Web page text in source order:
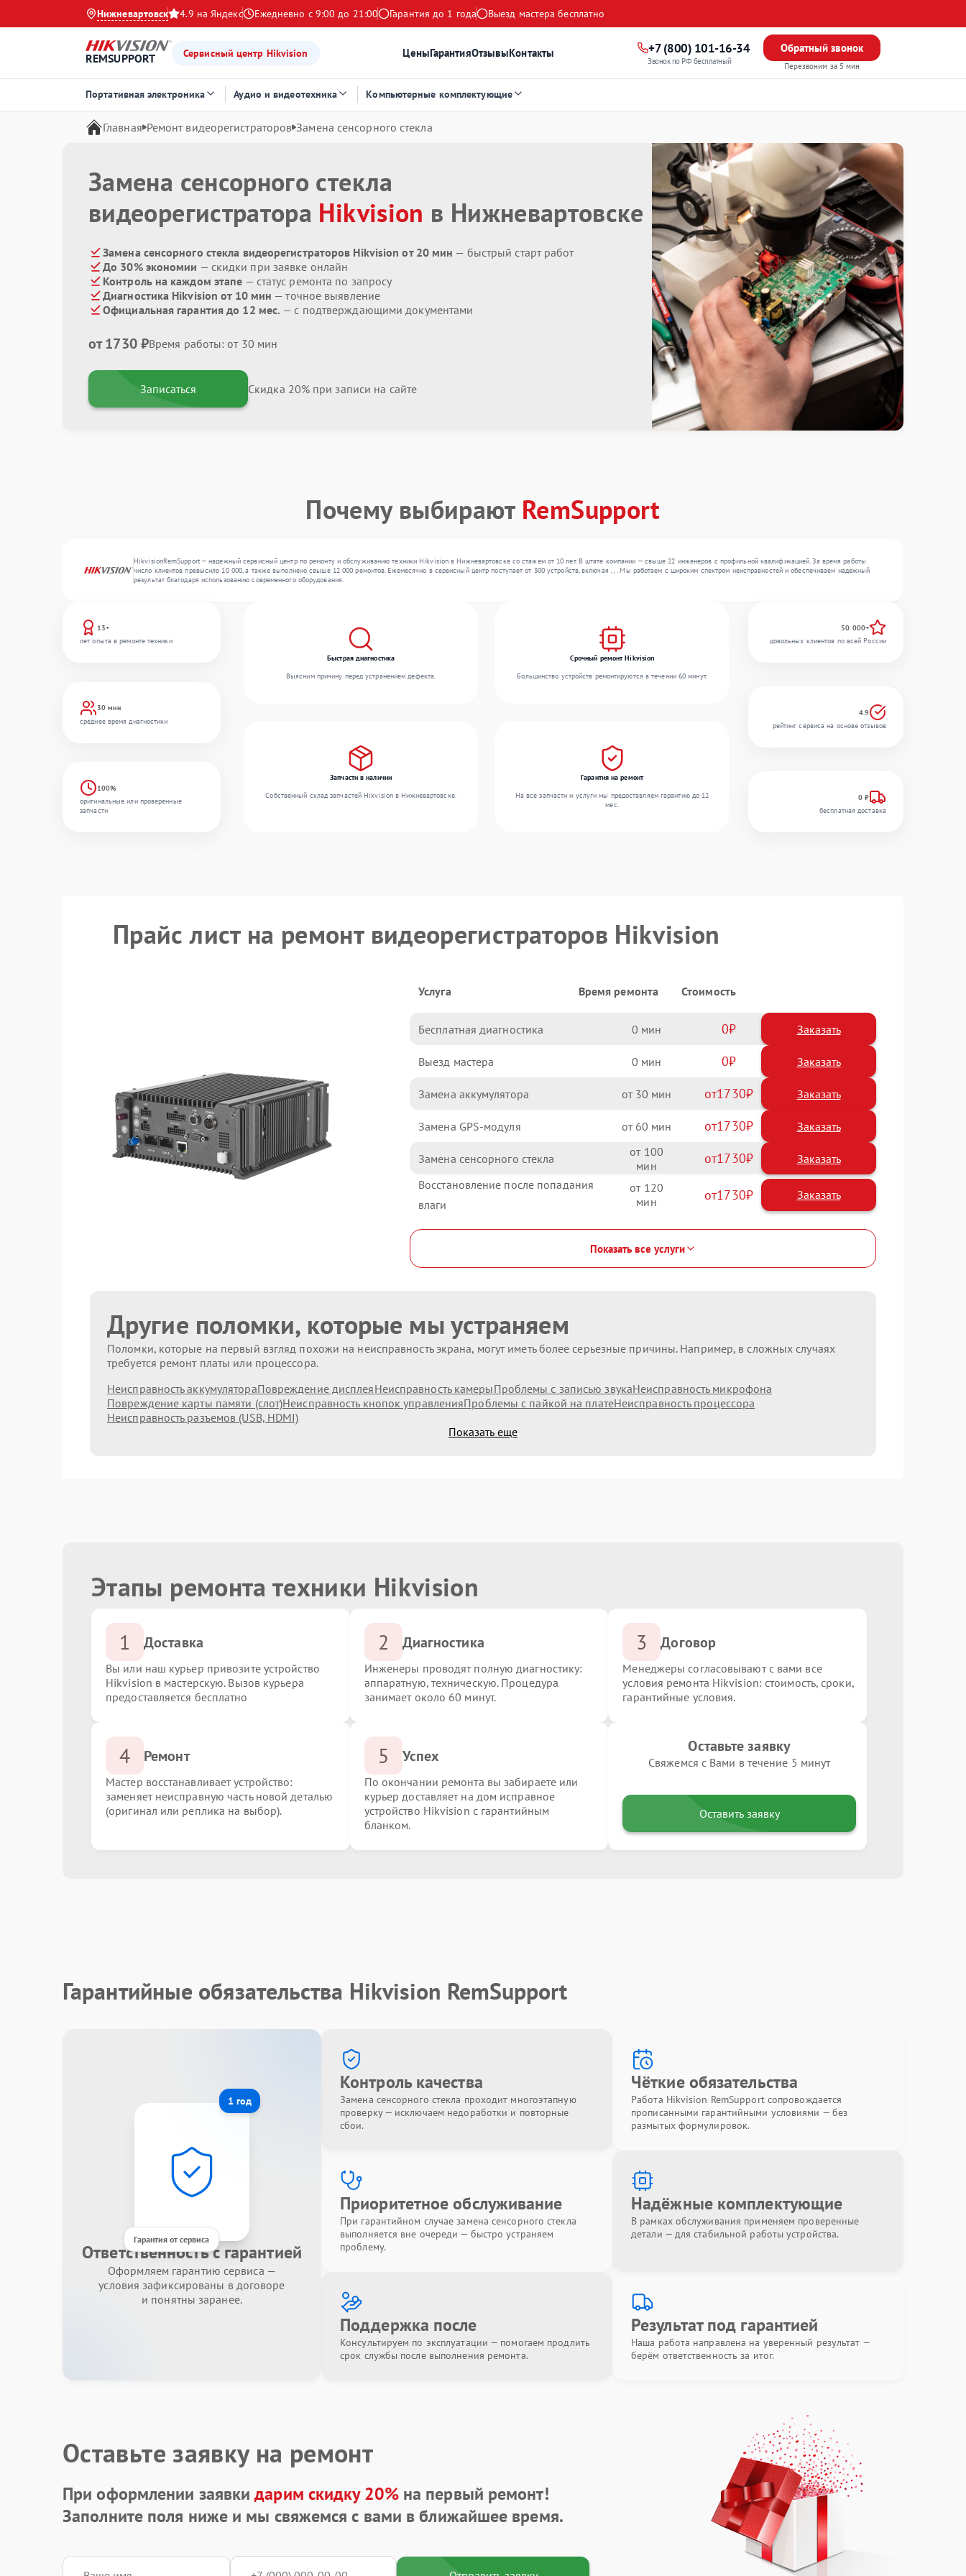
Нижневартовск 4.9 на Яндекс Ежедневно с 9:00 до 21:00 Гарантия до 1 года Выезд мастера бесплатно
REMSUPPORT Сервисный центр Hikvision ЦеныГарантияОтзывыКонтакты +7 (800) 101-16-34
Звонок по РФ бесплатный
Обратный звонок
Перезвоним за 5 мин
Портативная электроника Аудио и видеотехника Компьютерные комплектующие
Главная Ремонт видеорегистраторов Замена сенсорного стекла
Замена сенсорного стекла
видеорегистратора Hikvision в Нижневартовске
Замена сенсорного стекла видеорегистраторов Hikvision от 20 мин — быстрый старт работ
До 30% экономии — скидки при заявке онлайн
Контроль на каждом этапе — статус ремонта по запросу
Диагностика Hikvision от 10 мин — точное выявление
Официальная гарантия до 12 мес. — с подтверждающими документами
от 1730 ₽Время работы: от 30 мин
Записаться Скидка 20% при записи на сайте
Почему выбирают RemSupport
HikvisionRemSupport — надежный сервисный центр по ремонту и обслуживанию техники Hikvision в Нижневартовске со стажем от 10 лет. В штате компании — свыше 22 инженеров с профильной квалификацией. За время работы
число клиентов превысило 10 000, а также выполнено свыше 12 000 ремонтов. Ежемесячно в сервисный центр поступает от 300 устройств, включая , , . Мы работаем с широким спектром неисправностей и обеспечиваем надежный
результат благодаря использованию современного оборудования.
13+
лет опыта в ремонте техники
30 мин
среднее время диагностики
100%
оригинальные или проверенные
запчасти
Быстрая диагностика
Выясним причину перед устранением дефекта.
Срочный ремонт Hikvision
Большинство устройств ремонтируются в течении 60 минут.
Запчасти в наличии
Собственный склад запчастей Hikvision в Нижневартовске.
Гарантия на ремонт
На все запчасти и услуги мы предоставляем гарантию до 12
мес.
50 000+
довольных клиентов по всей России
4.9
рейтинг сервиса на основе отзывов
0 ₽
бесплатная доставка
Прайс лист на ремонт видеорегистраторов Hikvision
Услуга Время ремонта Стоимость
Бесплатная диагностика 0 0 Заказать
Выезд мастера 0 0 Заказать
Замена аккумулятора 30 1730
Замена GPS-модуля 60 1730
Замена сенсорного стекла 100 1730
Восстановление после попадания
влаги
120 1730
Показать все услуги
Другие поломки, которые мы устраняем
Поломки, которые на первый взгляд похожи на неисправность экрана, могут иметь более серьезные причины. Например, в сложных случаях
требуется ремонт платы или процессора.
Неисправность аккумулятораПовреждение дисплеяНеисправность камерыПроблемы с записью звукаНеисправность микрофона
Повреждение карты памяти (слот)Неисправность кнопок управленияПроблемы с пайкой на платеНеисправность процессора
Неисправность разъемов (USB, HDMI)
Показать еще
Этапы ремонта техники Hikvision
1 Доставка
Вы или наш курьер привозите устройство
Hikvision в мастерскую. Вызов курьера
предоставляется бесплатно
2 Диагностика
Инженеры проводят полную диагностику:
аппаратную, техническую. Процедура
занимает около 60 минут.
3 Договор
Менеджеры согласовывают с вами все
условия ремонта Hikvision: стоимость, сроки,
гарантийные условия.
4 Ремонт
Мастер восстанавливает устройство:
заменяет неисправную часть новой деталью
(оригинал или реплика на выбор).
5 Успех
По окончании ремонта вы забираете или
курьер доставляет на дом исправное
устройство Hikvision с гарантийным
бланком.
Оставьте заявку
Свяжемся с Вами в течение 5 минут
Оставить заявку
Гарантийные обязательства Hikvision RemSupport
1 год
Гарантия от сервиса
Ответственность с гарантией
Оформляем гарантию сервиса —
условия зафиксированы в договоре
и понятны заранее.
Контроль качества
Замена сенсорного стекла проходит многоэтапную
проверку — исключаем недоработки и повторные
сбои.
Чёткие обязательства
Работа Hikvision RemSupport сопровождается
прописанными гарантийными условиями — без
размытых формулировок.
Приоритетное обслуживание
При гарантийном случае замена сенсорного стекла
выполняется вне очереди — быстро устраняем
проблему.
Надёжные комплектующие
В рамках обслуживания применяем проверенные
детали — для стабильной работы устройства.
Поддержка после
Консультируем по эксплуатации — помогаем продлить
срок службы после выполнения ремонта.
Результат под гарантией
Наша работа направлена на уверенный результат —
берём ответственность за итог.
Оставьте заявку на ремонт
При оформлении заявкидарим скидку 20%на первый ремонт!
Заполните поля ниже и мы свяжемся с вами в ближайшее время.